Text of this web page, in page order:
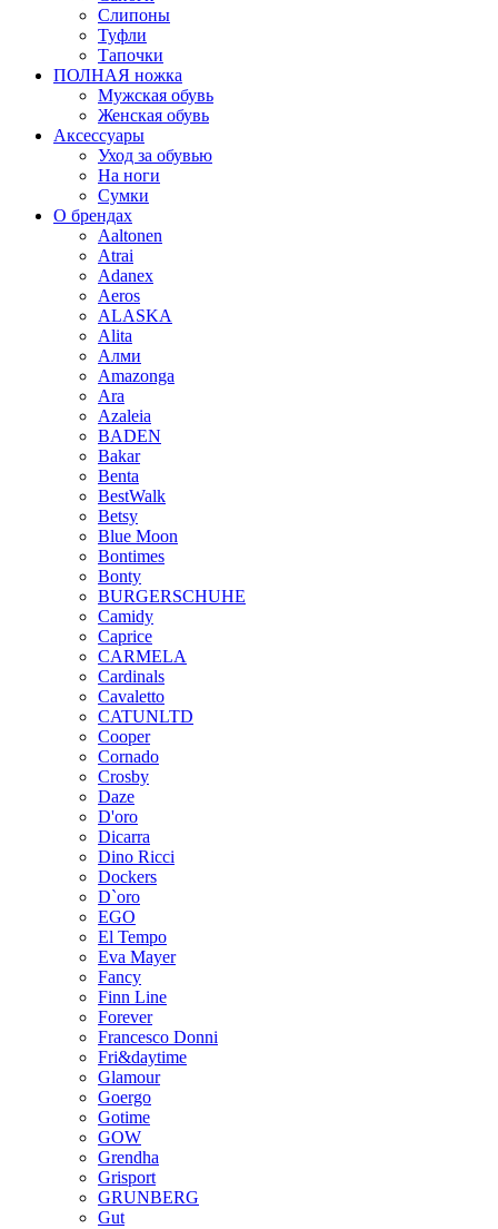
Слипоны
Туфли
Тапочки
ПОЛНАЯ ножка
Мужская обувь
Женская обувь
Аксессуары
Уход за обувью
На ноги
Сумки
О брендах
Aaltonen
Atrai
Adanex
Aeros
ALASKA
Alita
Алми
Amazonga
Ara
Azaleia
BADEN
Bakar
Benta
BestWalk
Betsy
Blue Moon
Bontimes
Bonty
BURGERSCHUHE
Camidy
Caprice
CARMELA
Cardinals
Cavaletto
CATUNLTD
Cooper
Cornado
Crosby
Daze
D'oro
Dicarra
Dino Ricci
Dockers
D`oro
EGO
El Tempo
Eva Mayer
Fancy
Finn Line
Forever
Francesco Donni
Fri&daytime
Glamour
Goergo
Gotime
GOW
Grendha
Grisport
GRUNBERG
Gut